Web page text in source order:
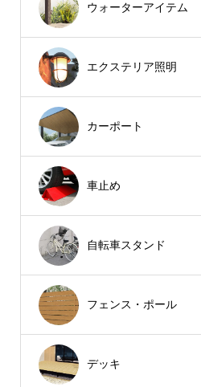
ウォーターアイテム
エクステリア照明
カーポート
車止め
自転車スタンド
フェンス・ポール
デッキ